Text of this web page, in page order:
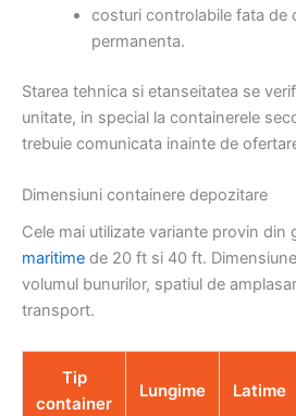
costuri controlabile fata de
permanenta.
Starea tehnica si etanseitatea se
unitate, in special la containerele
trebuie comunicata inainte de
Dimensiuni containere depozitare
Cele mai utilizate variante provin din
maritime de 20 ft si 40 ft.
volumul bunurilor, spatiul de
transport.
Tip
container
Lungime Latime